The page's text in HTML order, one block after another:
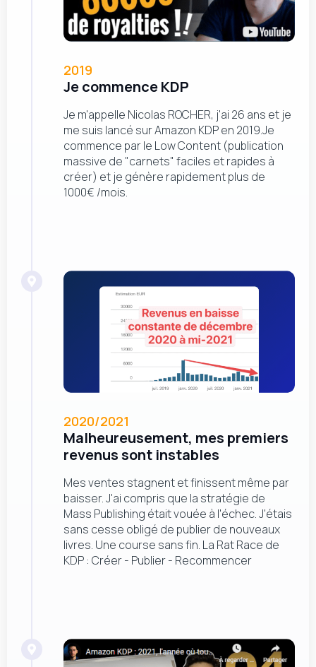
2019
Je commence KDP
Je m'appelle Nicolas ROCHER, j'ai 26 ans et je
me suis lancé sur Amazon KDP en 2019.Je
commence par le Low Content (publication
massive de "carnets" faciles et rapides à
créer) et je génère rapidement plus de
1000€ /mois.
2020/2021
Malheureusement, mes premiers
revenus sont instables
Mes ventes stagnent et finissent même par
baisser. J'ai compris que la stratégie de
Mass Publishing était vouée à l'échec. J'étais
sans cesse obligé de publier de nouveaux
livres. Une course sans fin. La Rat Race de
KDP : Créer - Publier - Recommencer